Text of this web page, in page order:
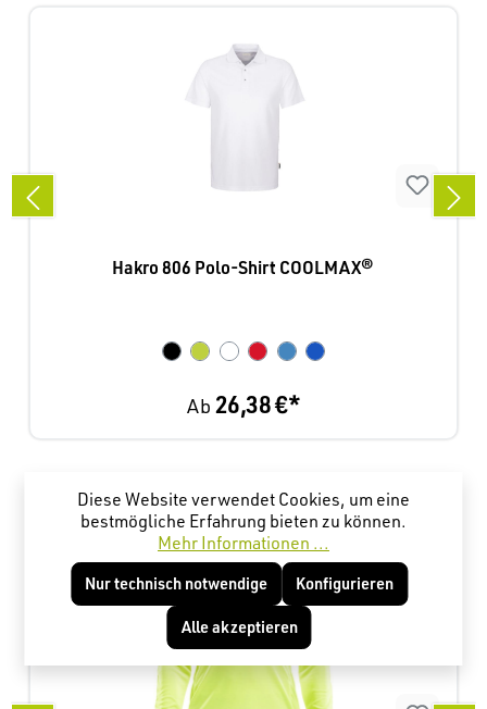
Hakro 806 Polo-Shirt COOLMAX®
Ab 26,38 €*
Kunden haben sich ebenfalls angesehen
Diese Website verwendet Cookies, um eine
bestmögliche Erfahrung bieten zu können.
Mehr Informationen ...
Nur technisch notwendige Konfigurieren
Alle akzeptieren